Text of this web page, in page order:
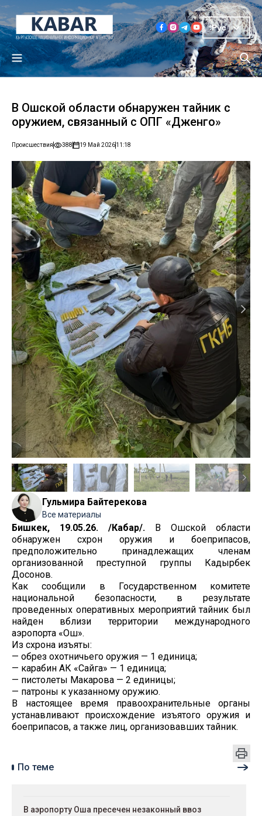
Рус
В Ошской области обнаружен тайник с
оружием, связанный с ОПГ «Дженго»
Происшествия 388 19 Май 202611:18
Гульмира Байтерекова
Все материалы
Бишкек, 19.05.26. /Кабар/. В Ошской области
обнаружен схрон оружия и боеприпасов,
предположительно принадлежащих членам
организованной преступной группы Кадырбек
Досонов.
Как сообщили в Государственном комитете
национальной безопасности, в результате
проведенных оперативных мероприятий тайник был
найден вблизи территории международного
аэропорта «Ош».
Из схрона изъяты:
— обрез охотничьего оружия — 1 единица;
— карабин АК «Сайга» — 1 единица;
— пистолеты Макарова — 2 единицы;
— патроны к указанному оружию.
В настоящее время правоохранительные органы
устанавливают происхождение изъятого оружия и
боеприпасов, а также лиц, организовавших тайник.
По теме
В аэропорту Оша пресечен незаконный ввоз